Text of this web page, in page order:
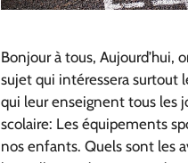
Bonjour à tous, Aujourd’hui,
sujet qui intéressera surtout
qui leur enseignent tous les
scolaire: Les équipements
nos enfants. Quels sont les